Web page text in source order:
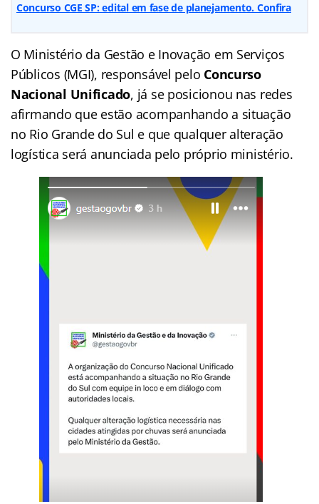
Concurso CGE SP: edital em fase de planejamento. Confira
O Ministério da Gestão e Inovação em Serviços
Públicos (MGI), responsável pelo Concurso
Nacional Unificado, já se posicionou nas redes
afirmando que estão acompanhando a situação
no Rio Grande do Sul e que qualquer alteração
logística será anunciada pelo próprio ministério.